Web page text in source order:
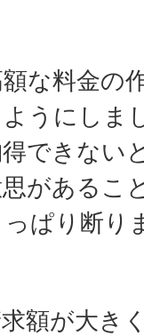
な料金の
うにしま
できない
があるこ
ぱり断り
額が大き